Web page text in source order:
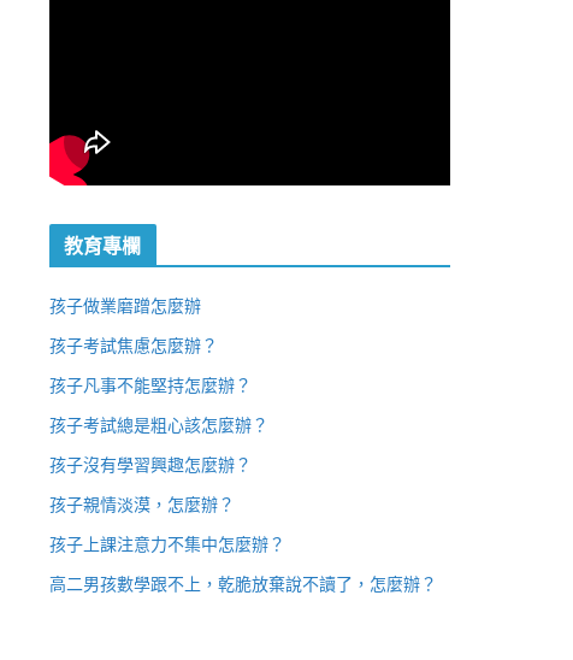
教育專欄
孩子做業磨蹭怎麼辦
孩子考試焦慮怎麼辦？
孩子凡事不能堅持怎麼辦？
孩子考試總是粗心該怎麼辦？
孩子沒有學習興趣怎麼辦？
孩子親情淡漠，怎麼辦？
孩子上課注意力不集中怎麼辦？
高二男孩數學跟不上，乾脆放棄說不讀了，怎麼辦？